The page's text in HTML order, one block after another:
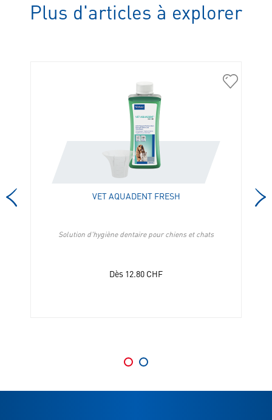
Plus d'articles à explorer
304335
VET AQUADENT FRESH
Solution d'hygiène dentaire pour chiens et chats
Dès 12.80 CHF